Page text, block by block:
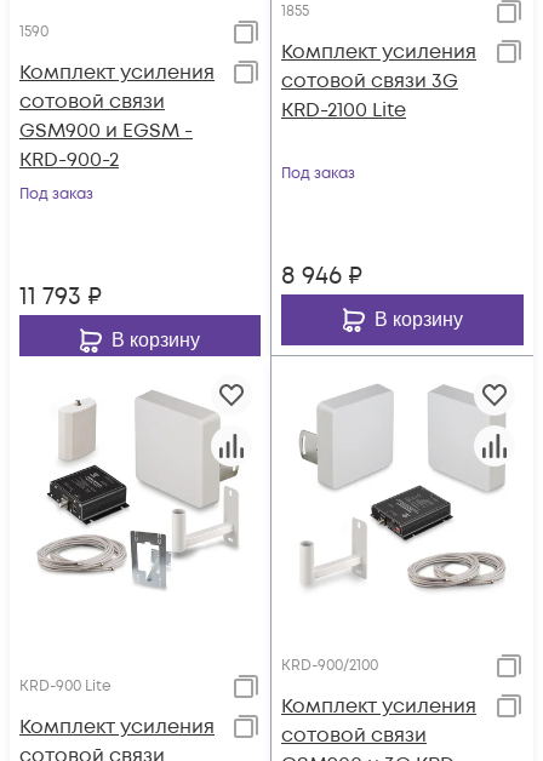
1590
Комплект усиления
сотовой связи
GSM900 и EGSM -
KRD-900-2
Под заказ
11 793 ₽
В корзину
1855
Комплект усиления
сотовой связи 3G
KRD-2100 Lite
Под заказ
8 946 ₽
В корзину
KRD-900 Lite
Комплект усиления
KRD-900/2100
Комплект усиления
сотовой связи